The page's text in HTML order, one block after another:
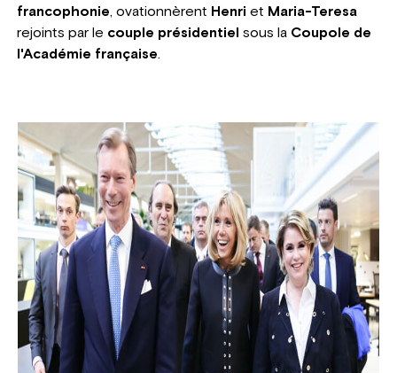
francophonie, ovationnèrent Henri et Maria-Teresa
rejoints par le couple présidentiel sous la Coupole de
l'Académie française.